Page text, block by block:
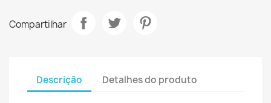
Compartilhar
Descrição Detalhes do produto